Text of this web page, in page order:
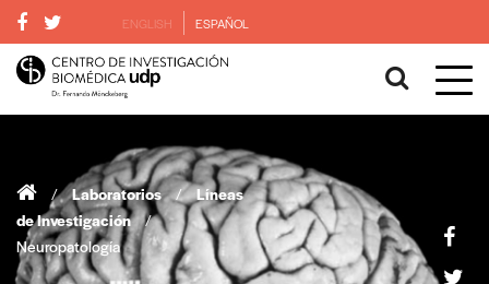
ENGLISH ESPAÑOL
/ Laboratorios /
Líneas
de Investigación
/
Neuropatología